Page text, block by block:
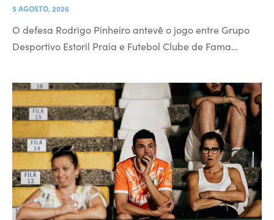
5 AGOSTO, 2026
O defesa Rodrigo Pinheiro antevê o jogo entre Grupo
Desportivo Estoril Praia e Futebol Clube de Fama…